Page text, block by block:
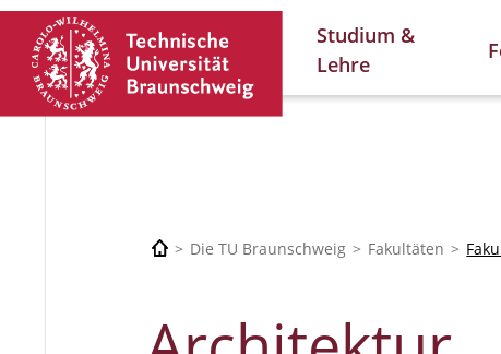
Studium &
Lehre
Die TU Braunschweig Fakultäten